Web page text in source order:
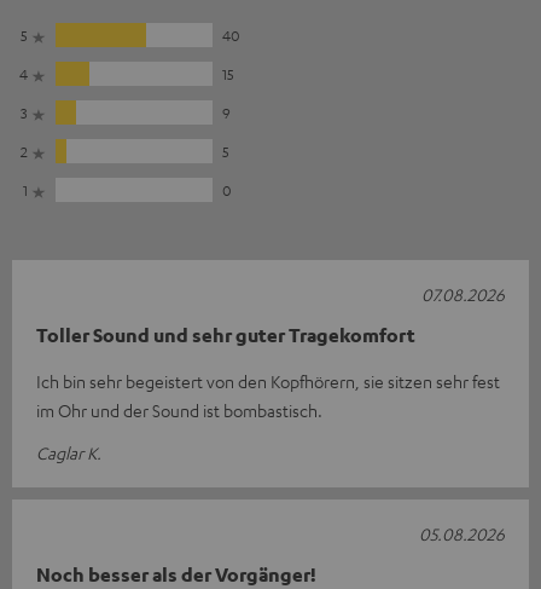
5
40
4
15
3
9
2
5
1
0
Toller Sound und sehr guter Tragekomfort
Ich bin sehr begeistert von den Kopfhörern, sie sitzen sehr fest
im Ohr und der Sound ist bombastisch.
Caglar K.
07.08.2026
Noch besser als der Vorgänger!
05.08.2026